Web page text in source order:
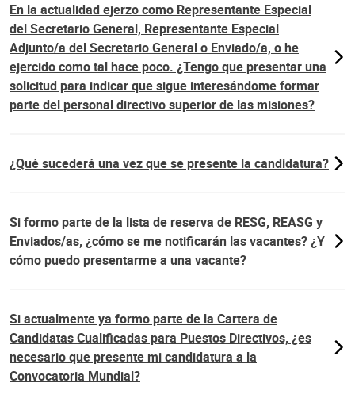
En la actualidad ejerzo como Representante Especial
del Secretario General, Representante Especial
Adjunto/a del Secretario General o Enviado/a, o he
ejercido como tal hace poco. ¿Tengo que presentar una
solicitud para indicar que sigue interesándome formar
parte del personal directivo superior de las misiones?
¿Qué sucederá una vez que se presente la candidatura?
Si formo parte de la lista de reserva de RESG, REASG y
Enviados/as, ¿cómo se me notificarán las vacantes? ¿Y
cómo puedo presentarme a una vacante?
Si actualmente ya formo parte de la Cartera de
Candidatas Cualificadas para Puestos Directivos, ¿es
necesario que presente mi candidatura a la
Convocatoria Mundial?